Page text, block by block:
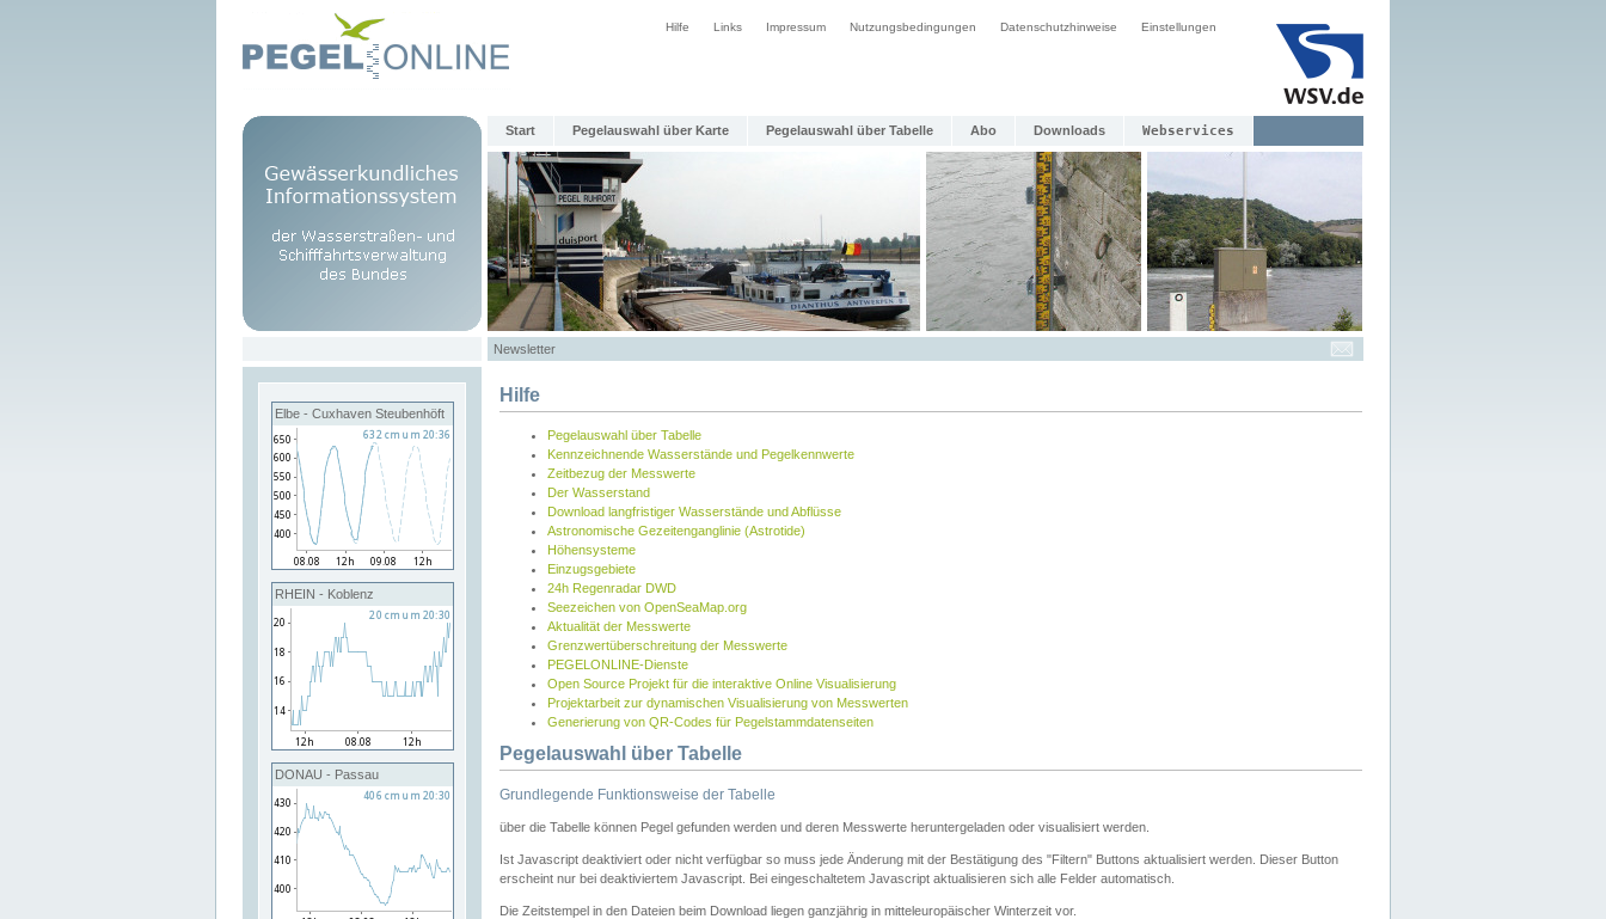
Hilfe Links Impressum Nutzungsbedingungen Datenschutzhinweise Einstellungen
Start Pegelauswahl über Karte Pegelauswahl über Tabelle Abo Downloads Webservices
Newsletter
Elbe - Cuxhaven Steubenhöft
RHEIN - Koblenz
DONAU - Passau
Hilfe
Pegelauswahl über Tabelle
Kennzeichnende Wasserstände und Pegelkennwerte
Zeitbezug der Messwerte
Der Wasserstand
Download langfristiger Wasserstände und Abflüsse
Astronomische Gezeitenganglinie (Astrotide)
Höhensysteme
Einzugsgebiete
24h Regenradar DWD
Seezeichen von OpenSeaMap.org
Aktualität der Messwerte
Grenzwertüberschreitung der Messwerte
PEGELONLINE-Dienste
Open Source Projekt für die interaktive Online Visualisierung
Projektarbeit zur dynamischen Visualisierung von Messwerten
Generierung von QR-Codes für Pegelstammdatenseiten
Pegelauswahl über Tabelle
Grundlegende Funktionsweise der Tabelle
über die Tabelle können Pegel gefunden werden und deren Messwerte heruntergeladen oder visualisiert werden.
Ist Javascript deaktiviert oder nicht verfügbar so muss jede Änderung mit der Bestätigung des "Filtern" Buttons aktualisiert werden. Dieser Button
erscheint nur bei deaktiviertem Javascript. Bei eingeschaltetem Javascript aktualisieren sich alle Felder automatisch.
Die Zeitstempel in den Dateien beim Download liegen ganzjährig in mitteleuropäischer Winterzeit vor.